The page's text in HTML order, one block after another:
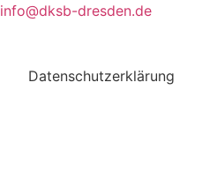
info@dksb-dresden.de
Datenschutzerklärung